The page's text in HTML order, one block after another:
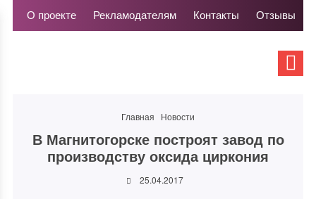
О проекте Рекламодателям Контакты Отзывы
Главная Новости
В Магнитогорске построят завод по
производству оксида циркония
25.04.2017